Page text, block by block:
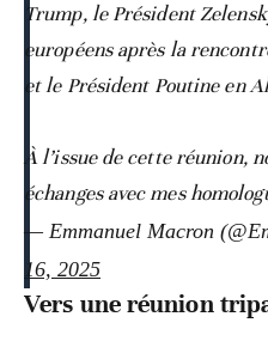
Trump, le Président
européens après la
et le Président Poutine en
À l’issue de cette réunion,
échanges avec mes
— Emmanuel Macron
16, 2025
Vers une réunion